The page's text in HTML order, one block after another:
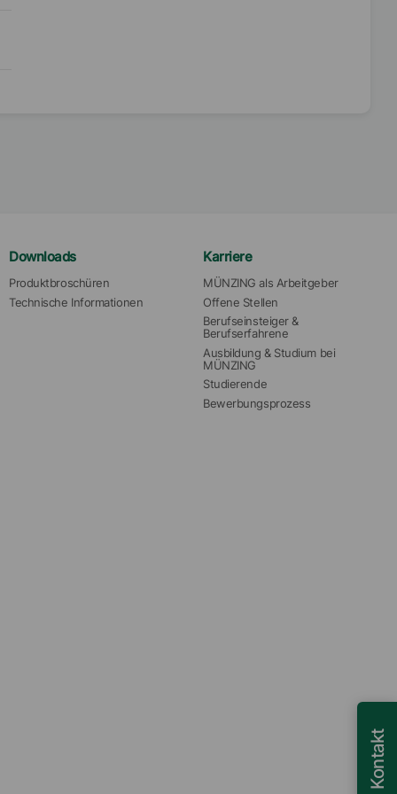
Downloads
Produktbroschüren
Technische Informationen
Karriere
MÜNZING als Arbeitgeber
Offene Stellen
Berufseinsteiger &
Berufserfahrene
Ausbildung & Studium bei
MÜNZING
Studierende
Bewerbungsprozess
Kontakt